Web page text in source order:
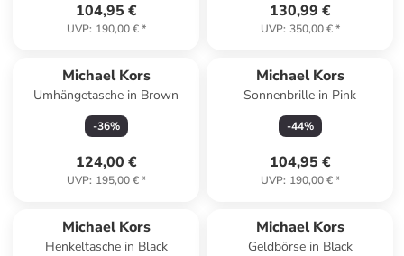
104,95 €
UVP: 190,00 €*
130,99 €
UVP: 350,00 €*
Michael Kors
Umhängetasche in Brown
-36%
124,00 €
UVP: 195,00 €*
Michael Kors
Sonnenbrille in Pink
-44%
104,95 €
UVP: 190,00 €*
Michael Kors
Henkeltasche in Black
Michael Kors
Geldbörse in Black